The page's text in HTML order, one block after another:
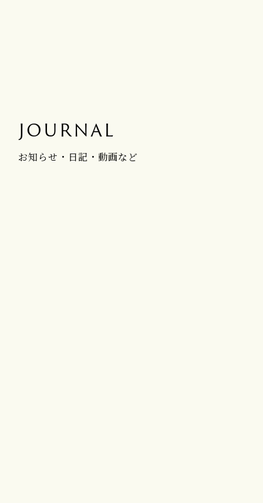
JOURNAL
お知らせ・日記・動画など